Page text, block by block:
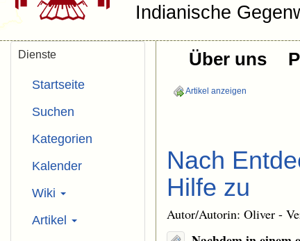
Indianische
Über uns
Artikel anzeigen
Nach
Hilfe zu
Autor/Autorin: Oliver -
Dienste
Startseite
Suchen
Kategorien
Kalender
Wiki
Artikel